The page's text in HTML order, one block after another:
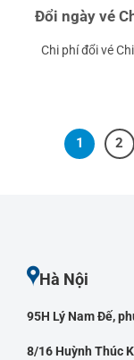
Đổi ngày vé
Chi phí đổi vé
1 2
Hà Nội
95H Lý Nam Đế,
8/16 Huỳnh Thúc